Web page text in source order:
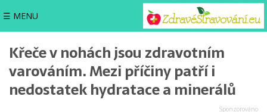
☰ MENU
Křeče v nohách jsou zdravotním
varováním. Mezi příčiny patří i
nedostatek hydratace a minerálů